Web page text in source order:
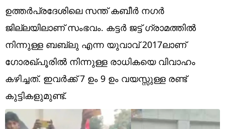
Technology
Religion
Web Story
Photo
Short Videos
ഉത്തർപ്രദേശിലെ സന്ത് കബീർ നഗർ
ജില്ലയിലാണ് സംഭവം. കട്ടർ ജട്ട് ഗ്രാമത്തിൽ
നിന്നുള്ള ബബ്ലു എന്ന യുവാവ് 2017ലാണ്
ഗോരഖ്പൂരിൽ നിന്നുള്ള രാധികയെ വിവാഹം
കഴിച്ചത്. ഇവർക്ക് 7 ഉം 9 ഉം വയസ്സുള്ള രണ്ട്
കുട്ടികളുമുണ്ട്.